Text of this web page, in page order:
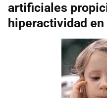
artificiales
hiperactividad